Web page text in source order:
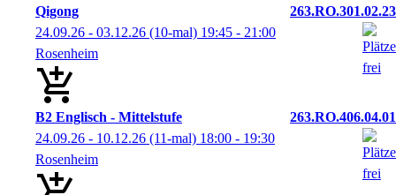
Qigong
263.RO.301.02.23
24.09.26 - 03.12.26 (10-mal) 19:45 - 21:00
Rosenheim
B2 Englisch - Mittelstufe
263.RO.406.04.01
24.09.26 - 10.12.26 (11-mal) 18:00 - 19:30
Rosenheim